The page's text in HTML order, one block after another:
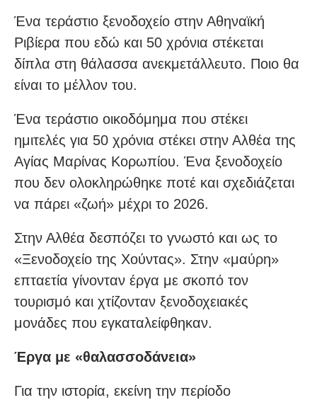
Ένα τεράστιο ξενοδοχείο στην Αθηναϊκή
Ριβίερα που εδώ και 50 χρόνια στέκεται
δίπλα στη θάλασσα ανεκμετάλλευτο. Ποιο θα
είναι το μέλλον του.
Ένα τεράστιο οικοδόμημα που στέκει
ημιτελές για 50 χρόνια στέκει στην Αλθέα της
Αγίας Μαρίνας Κορωπίου. Ένα ξενοδοχείο
που δεν ολοκληρώθηκε ποτέ και σχεδιάζεται
να πάρει «ζωή» μέχρι το 2026.
Στην Αλθέα δεσπόζει το γνωστό και ως το
«Ξενοδοχείο της Χούντας». Στην «μαύρη»
επταετία γίνονταν έργα με σκοπό τον
τουρισμό και χτίζονταν ξενοδοχειακές
μονάδες που εγκαταλείφθηκαν.
Έργα με «θαλασσοδάνεια»
Για την ιστορία, εκείνη την περίοδο